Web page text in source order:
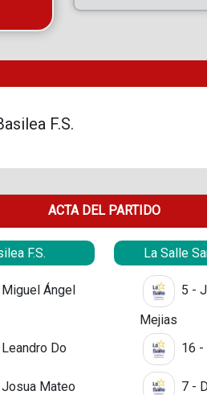
F.S.
ACTA DEL PARTIDO
F.S.
Ángel
Do
Mateo
La Salle
5 -
Mejias
16 -
7 -